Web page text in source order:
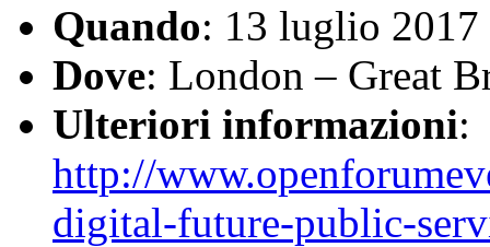
Quando: 13 luglio 2017
Dove: London – Great
Ulteriori informazioni:
http://
digital-future-public-